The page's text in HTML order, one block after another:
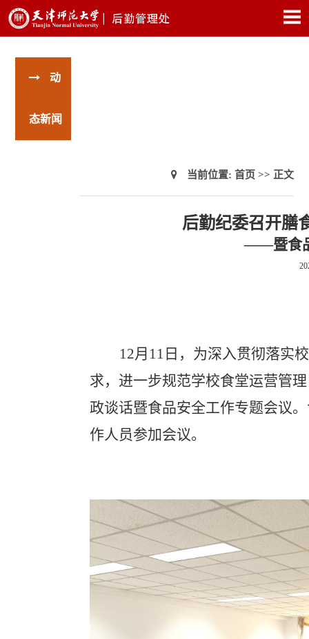
动
态新闻
当前位置: 首页 >> 正文
后勤纪委召开膳
——暨食
12月11日 ，为深入贯彻落实
求，进一步规范学校食堂运营管
政谈话暨食品安全工作专题会议
作人员参加会议。